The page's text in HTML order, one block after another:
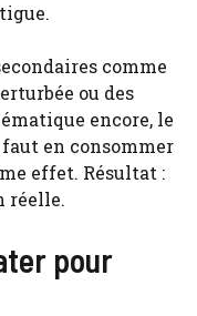
comme
ou des
encore, le
en consommer
effet. Résultat :
réelle.
pour